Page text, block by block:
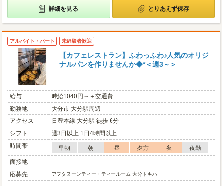
詳細を見る とりあえず保存
アルバイト・パート 未経験者歓迎
【カフェレストラン】ふわっふわ♪人気のオリジ
ナルパンを作りませんか◆*＜週3～＞
給与
時給1040円～＋交通費
勤務地
大分市 大分駅周辺
アクセス
日豊本線 大分駅 徒歩 6分
シフト
週3日以上 1日4時間以上
時間帯
早朝 朝 昼 夕方 夜
夜勤
面接地
応募先
アフタヌーンティー・ティールーム 大分トキハ